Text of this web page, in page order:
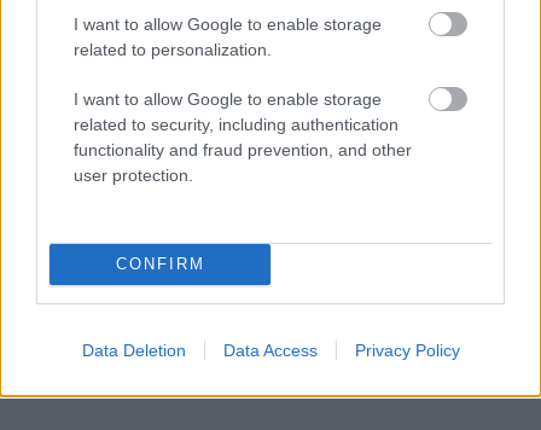
I want to allow Google to enable storage
related to personalization.
I want to allow Google to enable storage
related to security, including authentication
functionality and fraud prevention, and other
user protection.
CONFIRM
Data Deletion Data Access Privacy Policy
Magyarországról és a kultúráról.
Légy részese a HelloMagyar fejlesztésének
Tovább